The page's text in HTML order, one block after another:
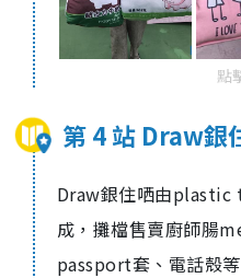
點
第 4 站 Draw銀
Draw銀住哂由plastic
成，攤檔售賣廚師腸
passport套、電話殼